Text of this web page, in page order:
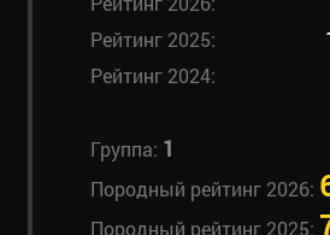
Рейтинг 2025:
Рейтинг 2024:
Группа: 1
Породный рейтинг 2026:
Породный рейтинг 2025: